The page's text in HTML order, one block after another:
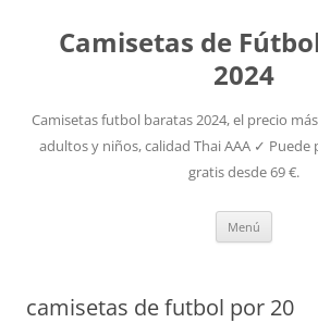
Camisetas de
2024
Camisetas futbol baratas 2024, el precio
adultos y niños, calidad Thai AAA ✓
gratis desde 69 €.
Menú
camisetas de futbol por 20